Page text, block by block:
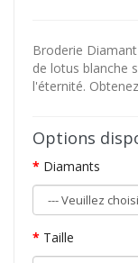
Broderie
de lotus blanche
l'éternité.
Options
Diamants
Taille